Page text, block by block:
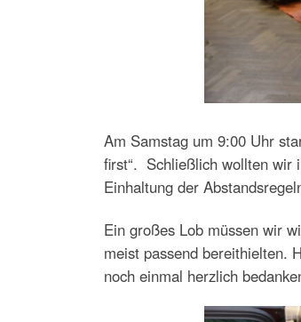
Am Samstag um 9:00 Uhr
first“. Schließlich wollten wir
Einhaltung der
Ein großes Lob müssen wir
meist passend bereithielten.
noch einmal herzlich